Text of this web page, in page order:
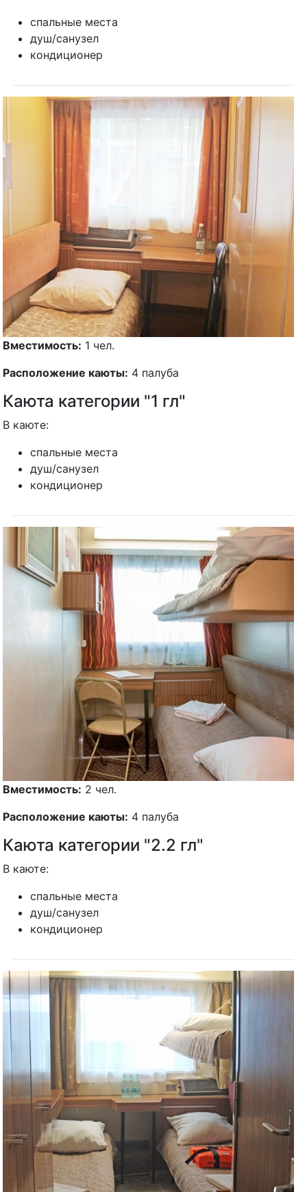
спальные места
душ/санузел
кондиционер
Вместимость: 1 чел.
Расположение каюты: 4 палуба
Каюта категории "1 гл"
В каюте:
спальные места
душ/санузел
кондиционер
Вместимость: 2 чел.
Расположение каюты: 4 палуба
Каюта категории "2.2 гл"
В каюте:
спальные места
душ/санузел
кондиционер